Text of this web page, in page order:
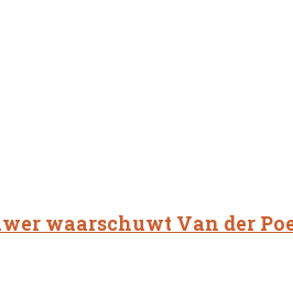
waarschuwt Van der